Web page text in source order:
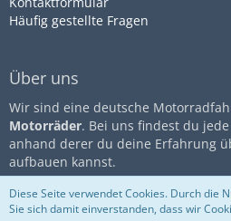
Häufig gestellte Fragen
Über uns
Wir sind eine deutsche
Motorräder. Bei uns findest du
anhand derer du deine Erfahrung
aufbauen kannst.
Community-Software:WoltLab
Diese Seite verwendet Cookies. Durch die
Sie sich damit einverstanden, dass wir